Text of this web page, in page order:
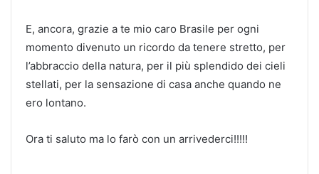
E, ancora, grazie a te mio caro Brasile per ogni
momento divenuto un ricordo da tenere stretto, per
l’abbraccio della natura, per il più splendido dei cieli
stellati, per la sensazione di casa anche quando ne
ero lontano.
Ora ti saluto ma lo farò con un arrivederci!!!!!